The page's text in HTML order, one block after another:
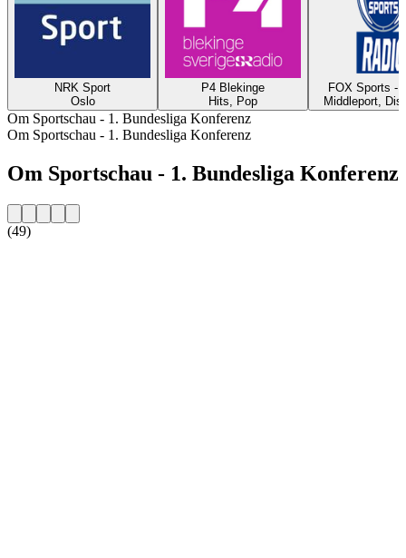
NRK Sport
Oslo
P4 Blekinge
Hits, Pop
FOX Sports -
Middleport,
Om Sportschau - 1. Bundesliga Konferenz
Om Sportschau - 1. Bundesliga Konferenz
Om Sportschau - 1. Bundesliga Konferenz
(49)